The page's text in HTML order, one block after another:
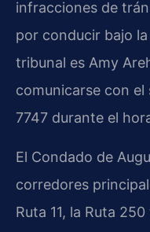
infracciones de
por conducir bajo
tribunal es Amy
comunicarse con
7747 durante el
El Condado de
corredores
Ruta 11, la Ruta